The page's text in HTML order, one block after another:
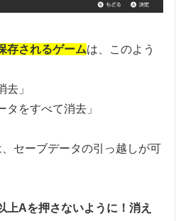
存されるゲームは、このよう
」
タをすべて消去」
セーブデータの引っ越しが可
上Aを押さないように！消え